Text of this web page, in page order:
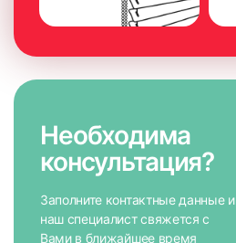
Необходима
консультация?
Заполните контактные данные и
наш специалист свяжется с
Вами в ближайшее время